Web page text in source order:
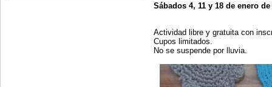
Sábados 4, 11 y 18 de enero de
Actividad libre y gratuita con
Cupos limitados.
No se suspende por lluvia.